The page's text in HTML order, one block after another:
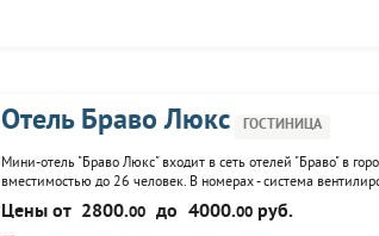
Отель Браво Люкс ГОСТИНИЦА
Мини-отель "Браво Люкс" входит в сеть отелей "Браво" в
вместимостью до 26 человек. В номерах - система
телефон, интернет, рабочий стол, в душевой - фен и
гостей...
Цены от 2800.00 до 4000.00руб.